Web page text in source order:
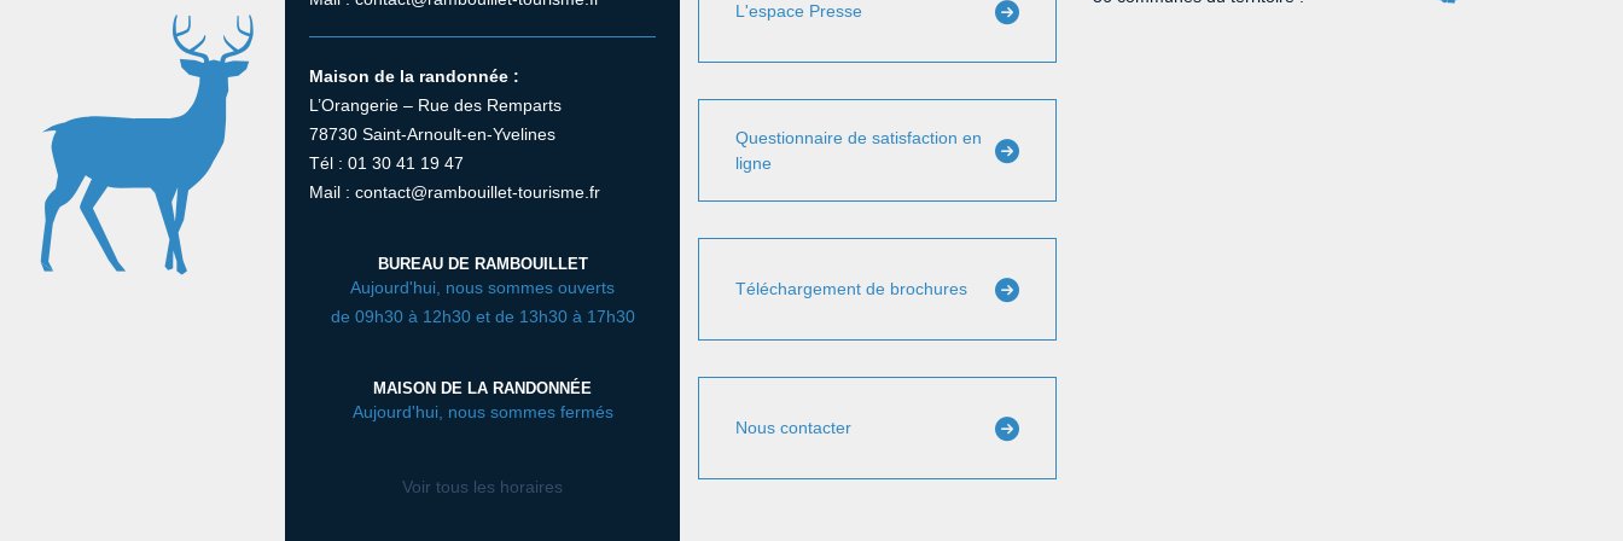
Maison de la randonnée :
L’Orangerie – Rue des Remparts
78730 Saint-Arnoult-en-Yvelines
Tél : 01 30 41 19 47
Mail : contact@rambouillet-tourisme.fr
BUREAU DE RAMBOUILLET
Aujourd'hui, nous sommes ouverts
de 09h30 à 12h30 et de 13h30 à 17h30
MAISON DE LA RANDONNÉE
Aujourd'hui, nous sommes fermés
Voir tous les horaires
L'espace Presse
Questionnaire de satisfaction en
ligne
Téléchargement de brochures
Nous contacter